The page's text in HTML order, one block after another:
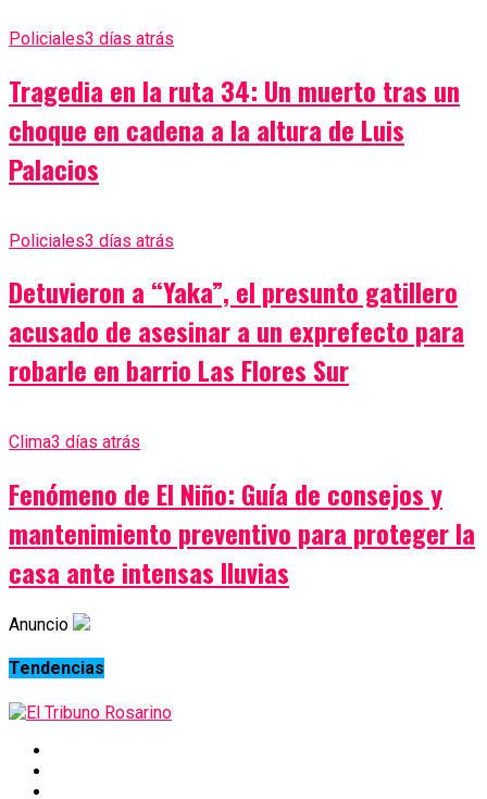
Policiales3 días atrás
Tragedia en la ruta 34: Un muerto tras un
choque en cadena a la altura de Luis
Palacios
Policiales3 días atrás
Detuvieron a “Yaka”, el presunto gatillero
acusado de asesinar a un exprefecto para
robarle en barrio Las Flores Sur
Clima3 días atrás
Fenómeno de El Niño: Guía de consejos y
mantenimiento preventivo para proteger la
casa ante intensas lluvias
Anuncio
Tendencias